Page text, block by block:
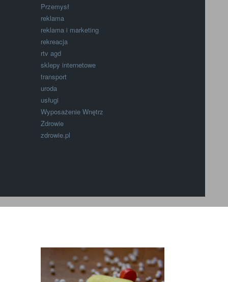
Przemysł
reklama
reklama i marketing
rekreacja
rtv agd
sklepy internetowe
transport
uroda
usługi
Wyposażenie Wnętrz
Zdrowie
zdrowie.pl